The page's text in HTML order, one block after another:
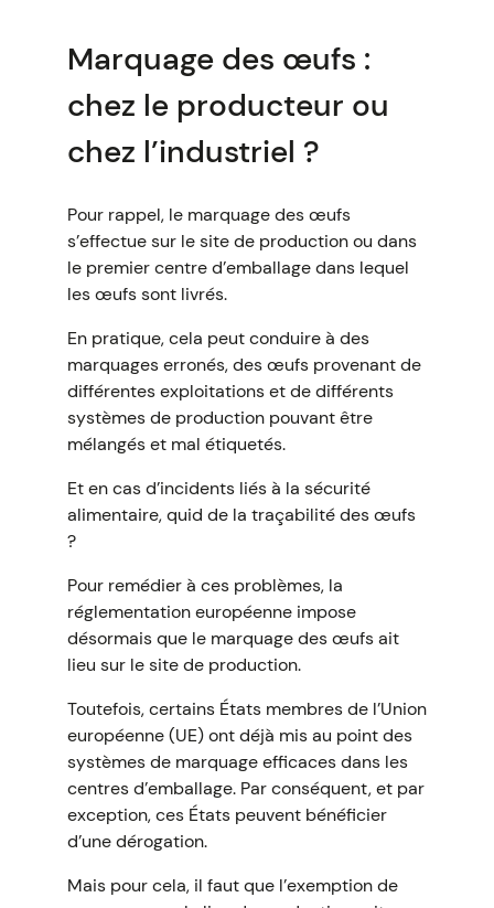
Marquage des œufs :
chez le producteur ou
chez l’industriel ?
Pour rappel, le marquage des œufs
s’effectue sur le site de production ou dans
le premier centre d’emballage dans lequel
les œufs sont livrés.
En pratique, cela peut conduire à des
marquages erronés, des œufs provenant de
différentes exploitations et de différents
systèmes de production pouvant être
mélangés et mal étiquetés.
Et en cas d’incidents liés à la sécurité
alimentaire, quid de la traçabilité des œufs
?
Pour remédier à ces problèmes, la
réglementation européenne impose
désormais que le marquage des œufs ait
lieu sur le site de production.
Toutefois, certains États membres de l’Union
européenne (UE) ont déjà mis au point des
systèmes de marquage efficaces dans les
centres d’emballage. Par conséquent, et par
exception, ces États peuvent bénéficier
d’une dérogation.
Mais pour cela, il faut que l’exemption de